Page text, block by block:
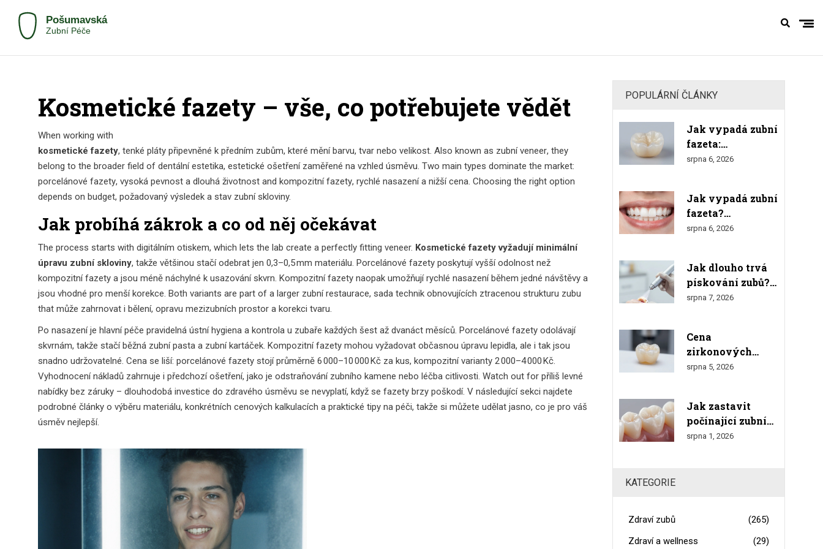
Kosmetické fazety – vše, co potřebujete vědět
When working with
kosmetické fazety, tenké pláty připevněné k předním zubům, které mění barvu, tvar nebo velikost. Also known as zubní veneer, they
belong to the broader field of dentální estetika, estetické ošetření zaměřené na vzhled úsměvu. Two main types dominate the market:
porcelánové fazety, vysoká pevnost a dlouhá životnost and kompozitní fazety, rychlé nasazení a nižší cena. Choosing the right option
depends on budget, požadovaný výsledek a stav zubní skloviny.
Jak probíhá zákrok a co od něj očekávat
The process starts with digitálním otiskem, which lets the lab create a perfectly fitting veneer. Kosmetické fazety vyžadují minimální
úpravu zubní skloviny, takže většinou stačí odebrat jen 0,3–0,5 mm materiálu. Porcelánové fazety poskytují vyšší odolnost než
kompozitní fazety a jsou méně náchylné k usazování skvrn. Kompozitní fazety naopak umožňují rychlé nasazení během jedné návštěvy a
jsou vhodné pro menší korekce. Both variants are part of a larger zubní restaurace, sada technik obnovujících ztracenou strukturu zubu
that může zahrnovat i bělení, opravu mezizubních prostor a korekci tvaru.
Po nasazení je hlavní péče pravidelná ústní hygiena a kontrola u zubaře každých šest až dvanáct měsíců. Porcelánové fazety odolávají
skvrnám, takže stačí běžná zubní pasta a zubní kartáček. Kompozitní fazety mohou vyžadovat občasnou úpravu lepidla, ale i tak jsou
snadno udržovatelné. Cena se liší: porcelánové fazety stojí průměrně 6 000–10 000 Kč za kus, kompozitní varianty 2 000–4 000 Kč.
Vyhodnocení nákladů zahrnuje i předchozí ošetření, jako je odstraňování zubního kamene nebo léčba citlivosti. Watch out for příliš levné
nabídky bez záruky – dlouhodobá investice do zdravého úsměvu se nevyplatí, když se fazety brzy poškodí. V následující sekci najdete
podrobné články o výběru materiálu, konkrétních cenových kalkulacích a praktické tipy na péči, takže si můžete udělat jasno, co je pro váš
úsměv nejlepší.
POPULÁRNÍ ČLÁNKY
Jak vypadá zubní
fazeta:
Realistický
přírodními zuby
srpna 6, 2026
Jak vypadá zubní
fazeta?
Kompletní
materiály a
výsledkem
srpna 6, 2026
Jak dlouho trvá
pískování zubů?
Čas, proces a co
srpna 7, 2026
Cena
zirkonových
korunek v roce
srovnání
srpna 5, 2026
Jak zastavit
počínající zubní
kaz u diabetiků:
srpna 1, 2026
KATEGORIE
Zdraví zubů
(265)
Zdraví a wellness
(29)